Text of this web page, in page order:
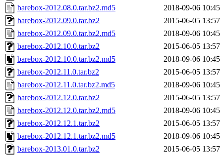
barebox-2012.08.0.tar.bz2.md5
2018-09-06 10:45
barebox-2012.09.0.tar.bz2
2015-06-05 13:57
barebox-2012.09.0.tar.bz2.md5
2018-09-06 10:45
barebox-2012.10.0.tar.bz2
2015-06-05 13:57
barebox-2012.10.0.tar.bz2.md5
2018-09-06 10:45
barebox-2012.11.0.tar.bz2
2015-06-05 13:57
barebox-2012.11.0.tar.bz2.md5
2018-09-06 10:45
barebox-2012.12.0.tar.bz2
2015-06-05 13:57
barebox-2012.12.0.tar.bz2.md5
2018-09-06 10:45
barebox-2012.12.1.tar.bz2
2015-06-05 13:57
barebox-2012.12.1.tar.bz2.md5
2018-09-06 10:45
barebox-2013.01.0.tar.bz2
2015-06-05 13:57